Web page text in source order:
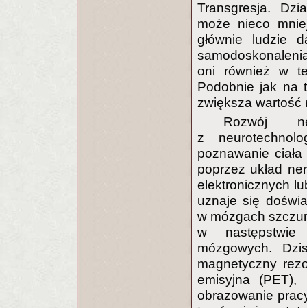
Transgresja.
może nieco
głównie ludzie
oni również w
Podobnie jak na
zwiększa wartość
Rozwój
z
poznawanie
poprzez układ
elektronicznych
uznaje się
w mózgach
w następstwie
mózgowych.
magnetyczny
emisyjna (PET),
obrazowanie